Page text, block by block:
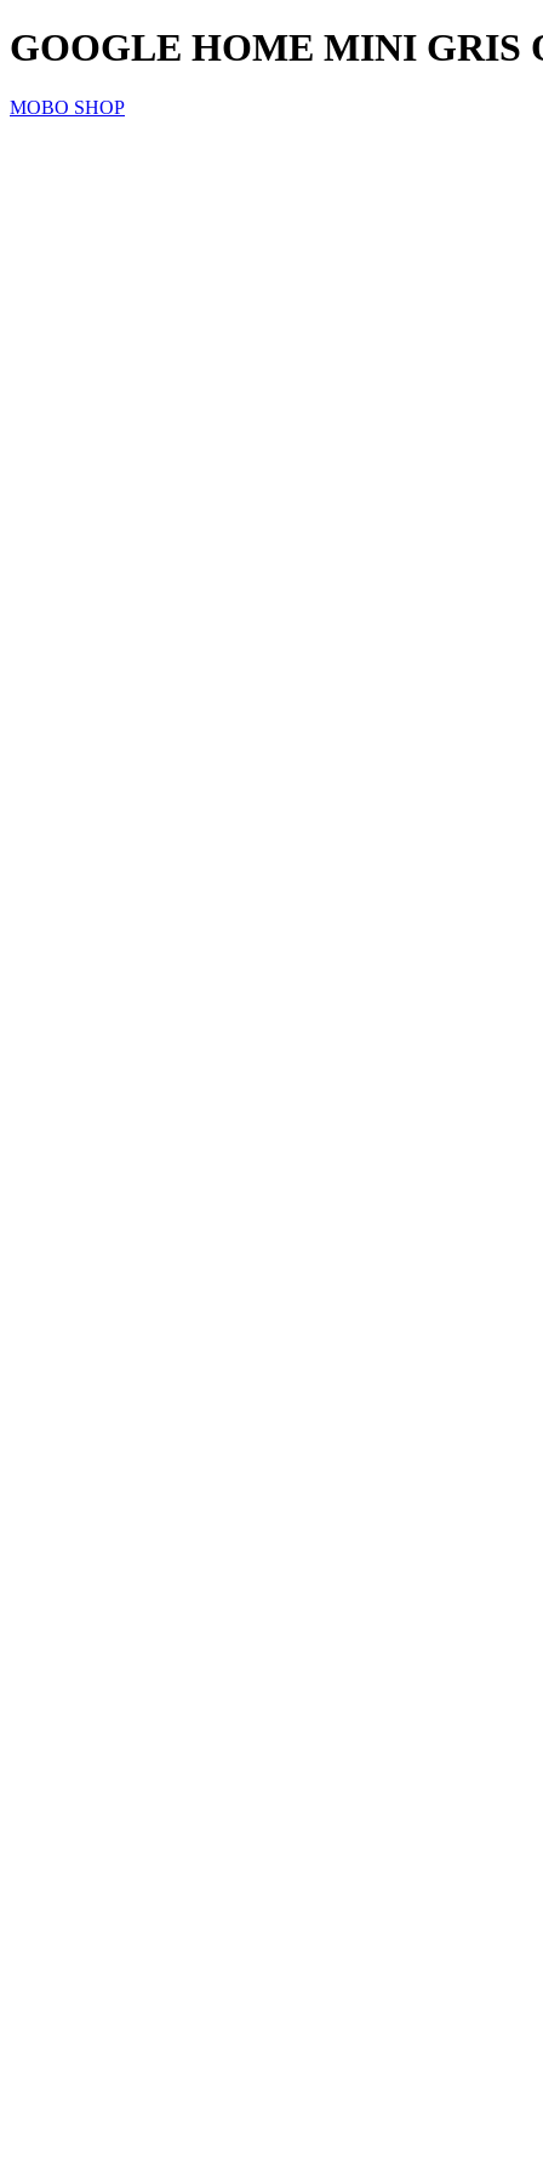
GOOGLE HOME MINI GRIS
MOBO SHOP